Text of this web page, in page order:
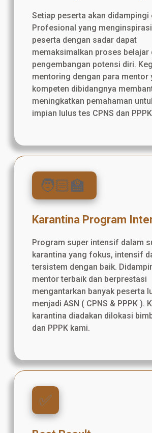
Setiap peserta akan didampingi
Profesional yang
peserta dengan sadar dapat
memaksimalkan proses belajar
pengembangan potensi diri.
mentoring dengan para mentor
kompeten dibidangnya
meningkatkan pemahaman
impian lulus tes CPNS dan
🧑🏻‍🏫
Karantina Program
Program super intensif dalam
karantina yang fokus, intensif
tersistem dengan baik.
mentor terbaik dan berprestasi
mengantarkan banyak peserta
menjadi ASN ( CPNS & PPPK ).
karantina diadakan dilokasi
dan PPPK kami.
✅️